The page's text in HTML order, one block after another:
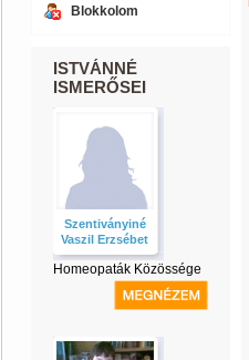
Blokkolom
ISTVÁNNÉ
ISMERŐSEI
Szentiványiné
Vaszil Erzsébet
Homeopaták Közössége